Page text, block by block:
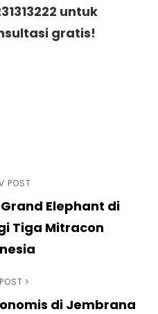
untuk
gratis!
POST
Elephant di
Tiga Mitracon
di Jembrana